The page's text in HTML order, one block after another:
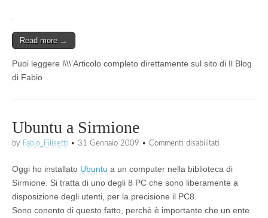
Read more →
Puoi leggere l\\\’Articolo completo direttamente sul sito di Il Blog
di Fabio
Ubuntu a Sirmione
by Fabio_Filisetti • 31 Gennaio 2009 • Commenti disabilitati
Sirmione
Oggi ho installato Ubuntu a un computer nella biblioteca di
Sirmione. Si tratta di uno degli 8 PC che sono liberamente a
disposizione degli utenti, per la precisione il PC8.
Sono conento di questo fatto, perchè è importante che un ente